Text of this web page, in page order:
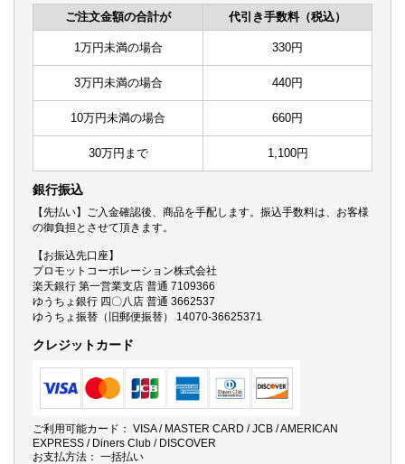
ご注文金額の合計が 代引き手数料（税込）
1万円未満の場合 330円
3万円未満の場合 440円
10万円未満の場合 660円
30万円まで 1,100円
銀行振込
【先払い】ご入金確認後、商品を手配します。振込手数料は、お客様
の御負担とさせて頂きます。
【お振込先口座】
プロモットコーポレーション株式会社
楽天銀行 第一営業支店 普通 7109366
ゆうちょ銀行 四〇八店 普通 3662537
ゆうちょ振替（旧郵便振替） 14070-36625371
クレジットカード
ご利用可能カード： VISA / MASTER CARD / JCB / AMERICAN
EXPRESS / Diners Club / DISCOVER
お支払方法： 一括払い